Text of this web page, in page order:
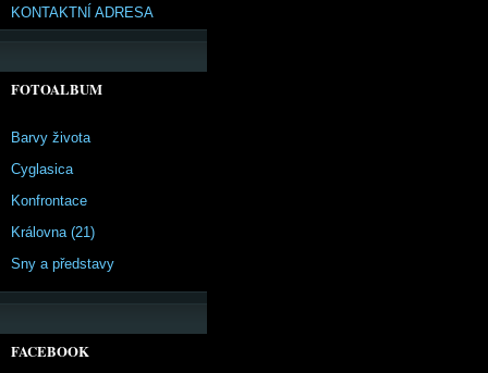
KONTAKTNÍ ADRESA
FOTOALBUM
Barvy života
Cyglasica
Konfrontace
Královna (21)
Sny a představy
FACEBOOK